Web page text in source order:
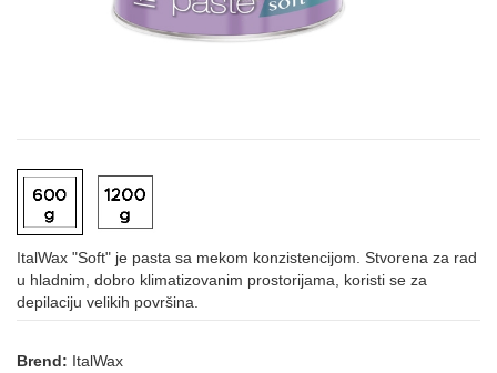
ItalWax "Soft" je pasta sa mekom konzistencijom. Stvorena za rad
u hladnim, dobro klimatizovanim prostorijama, koristi se za
depilaciju velikih površina.
Brend: ItalWax